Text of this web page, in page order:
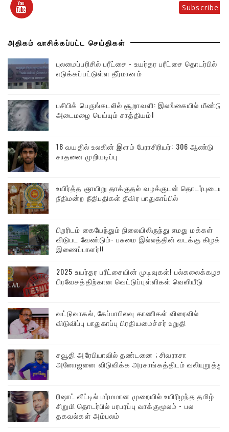
Subscribe
அதிகம் வாசிக்கப்பட்ட செய்திகள்
புலமைப்பரிசில் பரீட்சை - உயர்தர பரீட்சை தொடர்பில்
எடுக்கப்பட்டுள்ள தீர்மானம்
பசிபிக் பெருங்கடலில் சூறாவளி: இலங்கையில் மீண்டும்
அடைமழை பெய்யும் சாத்தியம்!
18 வயதில் உலகின் இளம் பேராசிரியர்: 306 ஆண்டு
சாதனை முறியடிப்பு
உயிர்த்த ஞாயிறு தாக்குதல் வழக்குடன் தொடர்புடைய
நீதிமன்ற நீதிபதிகள் தீவிர பாதுகாப்பில்
பிறரிடம் கையேந்தும் நிலையிலிருந்து எமது மக்கள்
விடுபட வேண்டும்- பசுமை இல்லத்தின் வடக்கு கிழக்கு
இணைப்பாளர்!!
2025 உயர்தர பரீட்சையின் முடிவுகள்! பல்கலைக்கழக
பிரவேசத்திற்கான வெட்டுப்புள்ளிகள் வெளியீடு
வட்டுவாகல், கேப்பாபிலவு காணிகள் விரைவில்
விடுவிப்பு பாதுகாப்பு பிரதியமைச்சர் உறுதி
சவூதி அரேபியாவில் தண்டனை ; சிவராசா
அனோஜனை விடுவிக்க அரசாங்கத்திடம் வலியுறுத்து
ரிஷாட் வீட்டில் மர்மமான முறையில் உயிரிழந்த தமிழ்
சிறுமி தொடர்பில் பரபரப்பு வாக்குமூலம் - பல
தகவல்கள் அம்பலம்